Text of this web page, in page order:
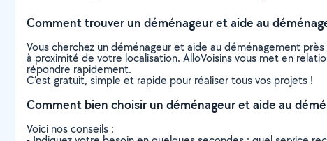
Comment trouver un déménageur et aide au
Vous cherchez un déménageur et aide au déménagement
à proximité de votre localisation. AlloVoisins vous met en
répondre rapidement.
C’est gratuit, simple et rapide pour réaliser tous vos projets !
Comment bien choisir un déménageur et aide au
Voici nos conseils :